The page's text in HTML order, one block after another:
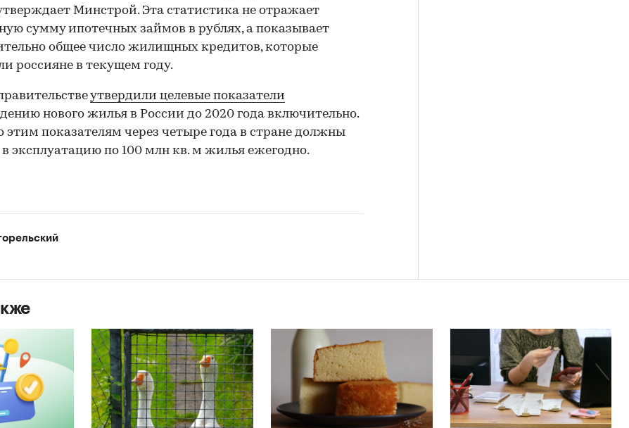
Минстрой. Эта статистика не отражает
сумму ипотечных займов в рублях, а показывает
общее число жилищных кредитов, которые
россияне в текущем году.
утвердили целевые показатели
нового жилья в России до 2020 года включительно.
этим показателям через четыре года в стране должны
эксплуатацию по 100 млн кв. м жилья ежегодно.